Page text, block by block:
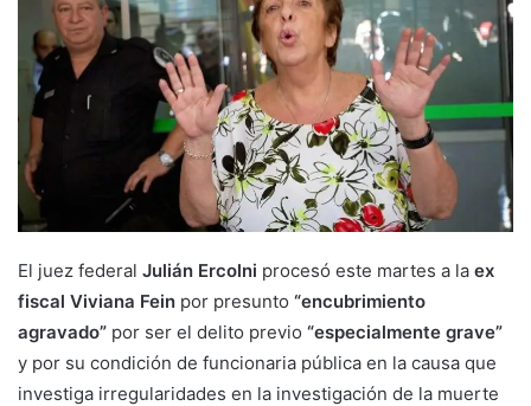
El juez federal Julián Ercolni procesó este martes a la ex
fiscal Viviana Fein por presunto “encubrimiento
agravado” por ser el delito previo “especialmente grave”
y por su condición de funcionaria pública en la causa que
investiga irregularidades en la investigación de la muerte